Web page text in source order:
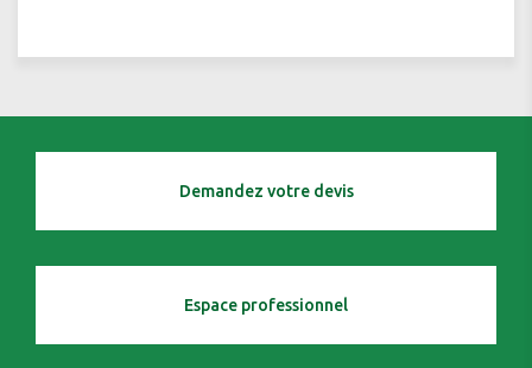
Demandez votre devis
Espace professionnel